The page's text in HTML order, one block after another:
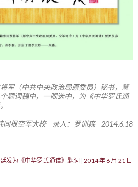
军（中共中央政治局原委员）秘书，慧
题词稿中，一眼选中，为《中华罗氏通
同根空军大校 录入：罗训森 2014.6.18
发为《中华罗氏通谱》题词 2014 年 6 月 21 日